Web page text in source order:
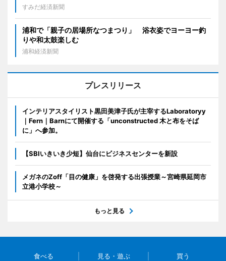
すみだ経済新聞
浦和で「親子の居場所なつまつり」 浴衣姿でヨーヨー釣
りや和太鼓楽しむ
浦和経済新聞
プレスリリース
インテリアスタイリスト黒田美津子氏が主宰するLaboratoryy
｜Fern｜Barnにて開催する「unconstructed 木と布をそば
に」へ参加。
【SBIいきいき少短】仙台にビジネスセンターを新設
メガネのZoff「目の健康」を啓発する出張授業～宮崎県延岡市
立港小学校～
もっと見る
食べる 見る・遊ぶ 買う